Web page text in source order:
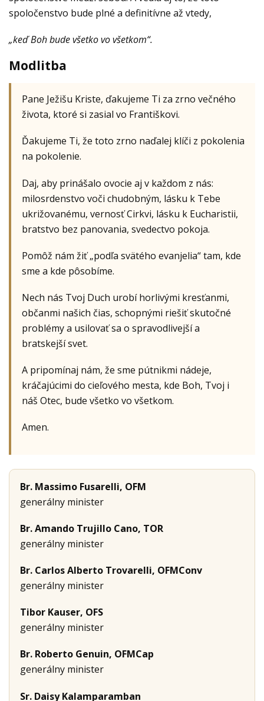
spoločenstvo bude plné a definitívne až vtedy,
„keď Boh bude všetko vo všetkom“.
Modlitba
Pane Ježišu Kriste, ďakujeme Ti za zrno večného
života, ktoré si zasial vo Františkovi.
Ďakujeme Ti, že toto zrno naďalej klíči z pokolenia
na pokolenie.
Daj, aby prinášalo ovocie aj v každom z nás:
milosrdenstvo voči chudobným, lásku k Tebe
ukrižovanému, vernosť Cirkvi, lásku k Eucharistii,
bratstvo bez panovania, svedectvo pokoja.
Pomôž nám žiť „podľa svätého evanjelia“ tam, kde
sme a kde pôsobíme.
Nech nás Tvoj Duch urobí horlivými kresťanmi,
občanmi našich čias, schopnými riešiť skutočné
problémy a usilovať sa o spravodlivejší a
bratskejší svet.
A pripomínaj nám, že sme pútnikmi nádeje,
kráčajúcimi do cieľového mesta, kde Boh, Tvoj i
náš Otec, bude všetko vo všetkom.
Amen.
Br. Massimo Fusarelli, OFM
generálny minister
Br. Amando Trujillo Cano, TOR
generálny minister
Br. Carlos Alberto Trovarelli, OFMConv
generálny minister
Tibor Kauser, OFS
generálny minister
Br. Roberto Genuin, OFMCap
generálny minister
Sr. Daisy Kalamparamban